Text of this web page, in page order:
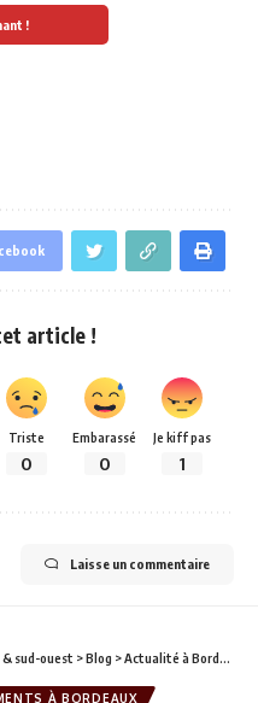
!
article !
Triste
0
Embarassé
0
Je kiff pas
1
Laisse un commentaire
& sud-ouest >Blog >Actualité à Bordeaux
À BORDEAUX